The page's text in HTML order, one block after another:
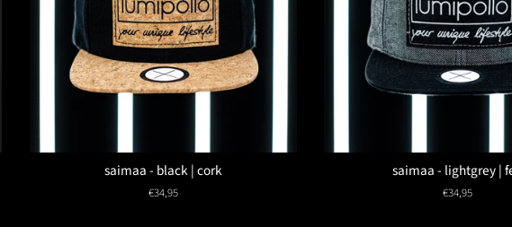
saimaa - black | cork
Normaler
€34,95
saimaa - lightgrey |
Normaler
€34,95